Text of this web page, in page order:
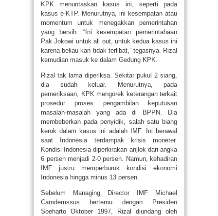
KPK menuntaskan kasus ini, seperti pada
kasus e-KTP. Menurutnya, ini kesempatan atau
momentum untuk menegakkan pemerintahan
yang bersih. “Ini kesempatan pemerintahaan
Pak Jokowi untuk all out, untuk kedua kasus ini
karena beliau kan tidak terlibat,” tegasnya. Rizal
kemudian masuk ke dalam Gedung KPK.
Rizal tak lama diperiksa. Sekitar pukul 2 siang,
dia sudah keluar. Menurutnya, pada
pemeriksaan, KPK mengorek keterangan terkait
prosedur proses pengambilan keputusan
masalah-masalah yang ada di BPPN. Dia
membeberkan pada penyidik, salah satu biang
kerok dalam kasus ini adalah IMF. Ini berawal
saat Indonesia terdampak krisis moneter.
Kondisi Indonesia diperkirakan anjlok dari angka
6 persen menjadi 2-0 persen. Namun, kehadiran
IMF justru memperburuk kondisi ekonomi
Indonesia hingga minus 13 persen.
Sebelum Managing Director IMF Michael
Camdemssus bertemu dengan Presiden
Soeharto Oktober 1997, Rizal diundang oleh